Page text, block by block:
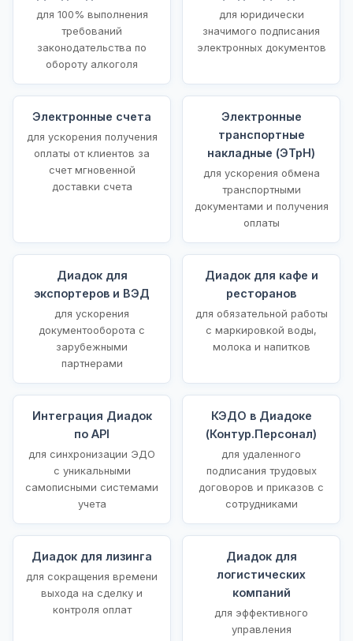
для 100% выполнения
требований
законодательства по
обороту алкоголя
для юридически
значимого подписания
электронных документов
Электронные счета
для ускорения получения
оплаты от клиентов за
счет мгновенной
доставки счета
Электронные
транспортные
накладные (ЭТрН)
для ускорения обмена
транспортными
документами и получения
оплаты
Диадок для
экспортеров и ВЭД
для ускорения
документооборота с
зарубежными
партнерами
Диадок для кафе и
ресторанов
для обязательной работы
с маркировкой воды,
молока и напитков
Интеграция Диадок
по API
для синхронизации ЭДО
с уникальными
самописными системами
учета
КЭДО в Диадоке
(Контур.Персонал)
для удаленного
подписания трудовых
договоров и приказов с
сотрудниками
Диадок для лизинга
для сокращения времени
выхода на сделку и
контроля оплат
Диадок для
логистических
компаний
для эффективного
управления